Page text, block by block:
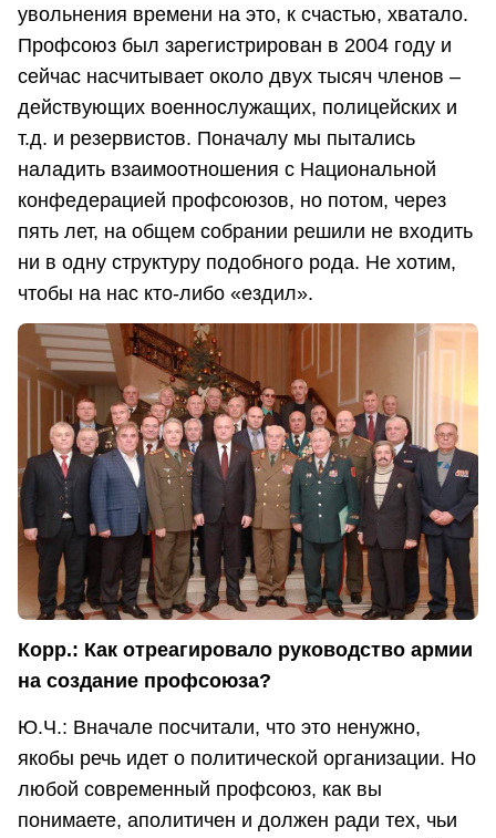
увольнения времени на это, к счастью, хватало.
Профсоюз был зарегистрирован в 2004 году и
сейчас насчитывает около двух тысяч членов –
действующих военнослужащих, полицейских и
т.д. и резервистов. Поначалу мы пытались
наладить взаимоотношения с Национальной
конфедерацией профсоюзов, но потом, через
пять лет, на общем собрании решили не входить
ни в одну структуру подобного рода. Не хотим,
чтобы на нас кто-либо «ездил».
Корр.: Как отреагировало руководство армии
на создание профсоюза?
Ю.Ч.: Вначале посчитали, что это ненужно,
якобы речь идет о политической организации. Но
любой современный профсоюз, как вы
понимаете, аполитичен и должен ради тех, чьи